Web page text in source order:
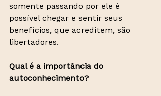
somente passando por ele é
possível chegar e sentir seus
benefícios, que acreditem, são
libertadores.
Qual é a importância do
autoconhecimento?